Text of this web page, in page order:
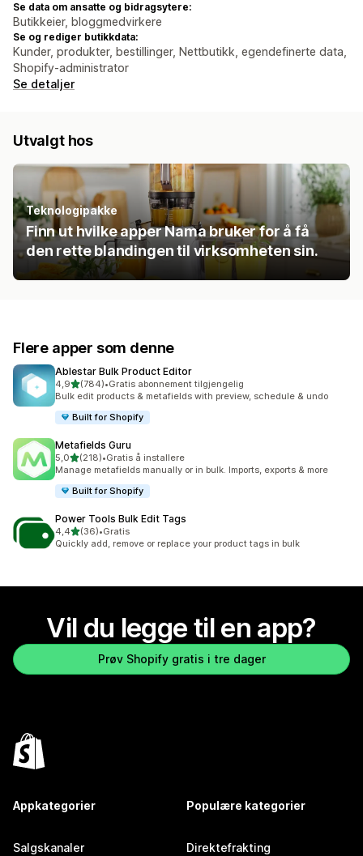
Se data om ansatte og bidragsytere:
Butikkeier, bloggmedvirkere
Se og rediger butikkdata:
Kunder, produkter, bestillinger, Nettbutikk, egendefinerte data,
Shopify-administrator
Se detaljer
Utvalgt hos
Teknologipakke
Finn ut hvilke apper Nama bruker for å få
den rette blandingen til virksomheten sin.
Flere apper som denne
Ablestar Bulk Product Editor
4,9av 5 stjerner
(784)
Totalt 784 omtaler
•Gratis abonnement tilgjengelig
Bulk edit products & metafields with preview, schedule & undo
Built for Shopify
Metafields Guru
5,0av 5 stjerner
(218)
Totalt 218 omtaler
•Gratis å installere
Manage metafields manually or in bulk. Imports, exports & more
Built for Shopify
Power Tools Bulk Edit Tags
4,4av 5 stjerner
(36)
Totalt 36 omtaler
•Gratis
Quickly add, remove or replace your product tags in bulk
Vil du legge til en app?
Prøv Shopify gratis i tre dager
Appkategorier
Salgskanaler
Populære kategorier
Direktefrakting